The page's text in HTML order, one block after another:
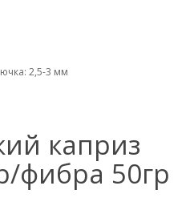
2,5-3 мм
каприз
фибра 50гр